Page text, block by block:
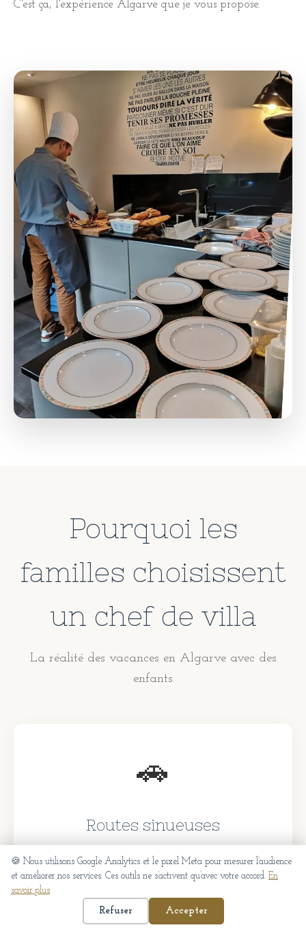
C'est ça, l'expérience Algarve que je vous propose.
Pourquoi les
familles choisissent
un chef de villa
La réalité des vacances en Algarve avec des
enfants
🚗
Routes sinueuses
Les plus belles villas sont souvent isolées. Après
une journée plage, personne ne veut conduire 30
🍪 Nous utilisons Google Analytics et le pixel Meta pour mesurer l’audience
et améliorer nos services. Ces outils ne s’activent qu’avec votre accord. En
savoir plus
Refuser
Accepter